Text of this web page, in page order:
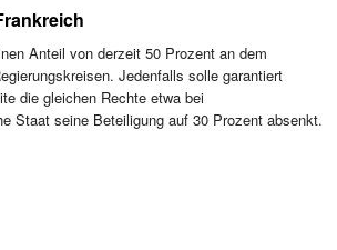
Anteil von derzeit 50 Prozent an dem
Jedenfalls solle garantiert
die gleichen Rechte etwa bei
Staat seine Beteiligung auf 30 Prozent absenkt.